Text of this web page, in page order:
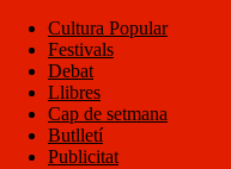
Cultura Popular
Festivals
Debat
Llibres
Cap de setmana
Butlletí
Publicitat